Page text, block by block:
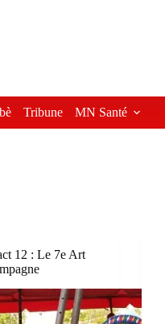
Tribune MN Santé
12 : Le 7e Art